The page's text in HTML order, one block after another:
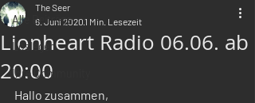
Alle Beiträge
Loslegen
Ihre Community
Lionheart Radio 06.06. ab
20:00
The Seer
6. Juni 2020 1 Min. Lesezeit
Hallo zusammen,